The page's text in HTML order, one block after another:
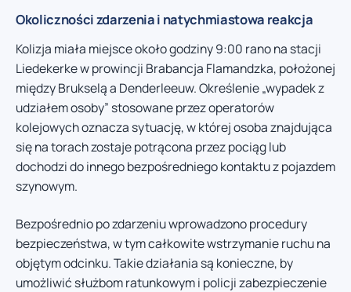
Okoliczności zdarzenia i natychmiastowa reakcja
Kolizja miała miejsce około godziny 9:00 rano na stacji
Liedekerke w prowincji Brabancja Flamandzka, położonej
między Brukselą a Denderleeuw. Określenie „wypadek z
udziałem osoby” stosowane przez operatorów
kolejowych oznacza sytuację, w której osoba znajdująca
się na torach zostaje potrącona przez pociąg lub
dochodzi do innego bezpośredniego kontaktu z pojazdem
szynowym.
Bezpośrednio po zdarzeniu wprowadzono procedury
bezpieczeństwa, w tym całkowite wstrzymanie ruchu na
objętym odcinku. Takie działania są konieczne, by
umożliwić służbom ratunkowym i policji zabezpieczenie